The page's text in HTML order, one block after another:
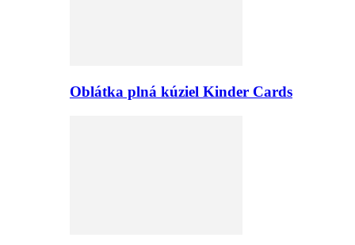
Oblátka plná kúziel Kinder Cards